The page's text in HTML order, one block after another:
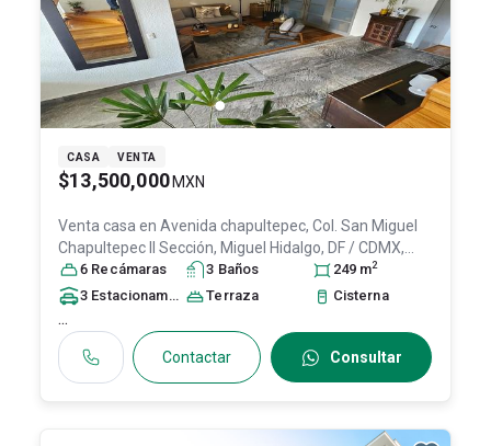
CASA VENTA
$13,500,000 MXN
Venta casa en Avenida chapultepec, Col. San Miguel
Chapultepec II Sección, Miguel Hidalgo, DF / CDMX,
México, C.P. 11850 , ID:31620138
6 Recámaras 3 Baños 249 m2
3 Estacionamiento sTerraza Cisterna
...
Contactar Consultar